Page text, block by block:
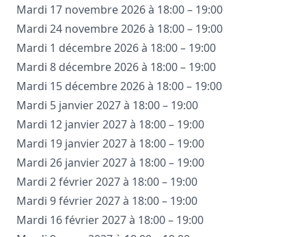
Mardi 17 novembre 2026 à 18:00 – 19:00
Mardi 24 novembre 2026 à 18:00 – 19:00
Mardi 1 décembre 2026 à 18:00 – 19:00
Mardi 8 décembre 2026 à 18:00 – 19:00
Mardi 15 décembre 2026 à 18:00 – 19:00
Mardi 5 janvier 2027 à 18:00 – 19:00
Mardi 12 janvier 2027 à 18:00 – 19:00
Mardi 19 janvier 2027 à 18:00 – 19:00
Mardi 26 janvier 2027 à 18:00 – 19:00
Mardi 2 février 2027 à 18:00 – 19:00
Mardi 9 février 2027 à 18:00 – 19:00
Mardi 16 février 2027 à 18:00 – 19:00